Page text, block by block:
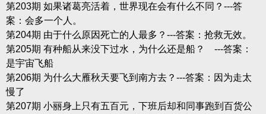
第203期 如果诸葛亮活着，世界现在会有什么不同？---答
案：会多一个人。
第204期 由于什么原因死亡的人最多？---答案：抢救无效。
第205期 有种船从来没下过水，为什么还是船？ ---答案：
是宇宙飞船
第206期 为什么大雁秋天要飞到南方去？---答案：因为走太
慢了
第207期 小丽身上只有五百元，下班后却和同事跑到百货公